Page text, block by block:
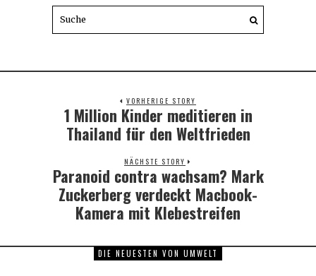
VORHERIGE STORY
Previous
post:
1 Million Kinder meditieren in
Thailand für den Weltfrieden
NÄCHSTE STORY
Next
post:
Paranoid contra wachsam? Mark
Zuckerberg verdeckt Macbook-
Kamera mit Klebestreifen
DIE NEUESTEN VON UMWELT